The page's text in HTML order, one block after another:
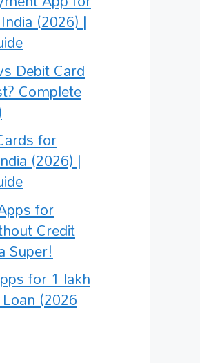
(2026) |
Debit Card
Complete
for
(2026) |
for
Credit
Super!
for 1 lakh
(2026